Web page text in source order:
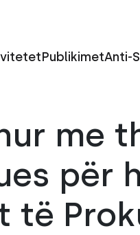
PublikimetAnti-
me
për
të